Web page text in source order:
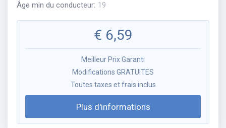
Âge min du conducteur: 19
€ 6,59
Meilleur Prix Garanti
Modifications GRATUITES
Toutes taxes et frais inclus
Plus d'informations